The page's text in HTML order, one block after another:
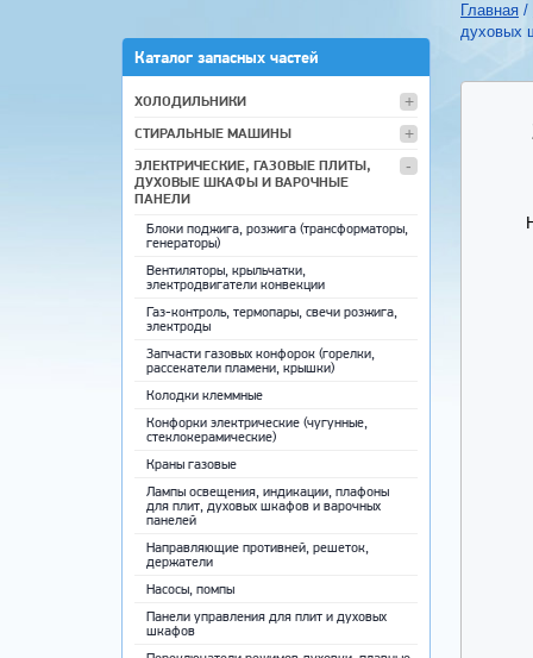
Каталог запасных частей
ХОЛОДИЛЬНИКИ
СТИРАЛЬНЫЕ МАШИНЫ
ЭЛЕКТРИЧЕСКИЕ, ГАЗОВЫЕ ПЛИТЫ,
ДУХОВЫЕ ШКАФЫ И ВАРОЧНЫЕ
ПАНЕЛИ
Блоки поджига, розжига (трансформаторы,
генераторы)
Вентиляторы, крыльчатки,
электродвигатели конвекции
Газ-контроль, термопары, свечи розжига,
электроды
Запчасти газовых конфорок (горелки,
рассекатели пламени, крышки)
Колодки клеммные
Конфорки электрические (чугунные,
стеклокерамические)
Краны газовые
Лампы освещения, индикации, плафоны
для плит, духовых шкафов и варочных
панелей
Направляющие противней, решеток,
держатели
Насосы, помпы
Панели управления для плит и духовых
шкафов
Главная /
духовых